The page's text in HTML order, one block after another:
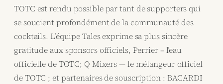
TOTC est rendu possible par tant de supporters qui
se soucient profondément de la communauté des
cocktails. L’équipe Tales exprime sa plus sincère
gratitude aux sponsors officiels, Perrier – l’eau
officielle de TOTC; Q Mixers — le mélangeur officiel
de TOTC ; et partenaires de souscription : BACARDI